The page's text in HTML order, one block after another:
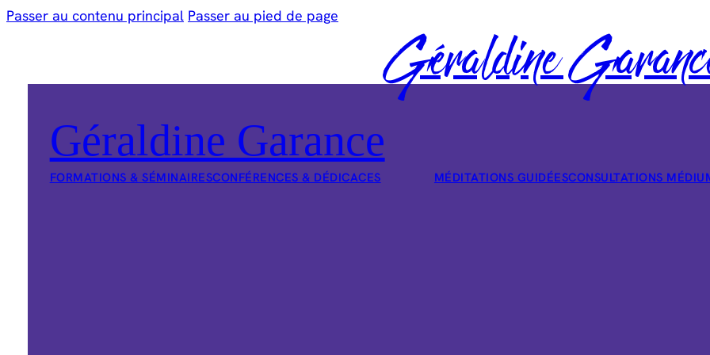
Passer au contenu principal Passer au pied de page
Géraldine
Géraldine Garance
FORMATIONS & SÉMINAIRESCONFÉRENCES & DÉDICACES MÉDITATIONS GUIDÉESCONSULTATIONS